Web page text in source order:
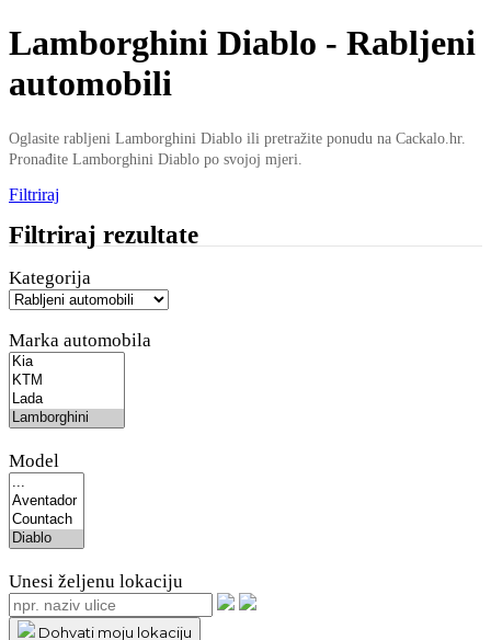
Lamborghini Diablo - Rabljeni
automobili
Oglasite rabljeni Lamborghini Diablo ili pretražite ponudu na Cackalo.hr.
Pronađite Lamborghini Diablo po svojoj mjeri.
Filtriraj
Filtriraj rezultate
Kategorija
Marka automobila
Model
Unesi željenu lokaciju
Dohvati moju lokaciju